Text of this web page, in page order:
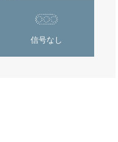
信号なし